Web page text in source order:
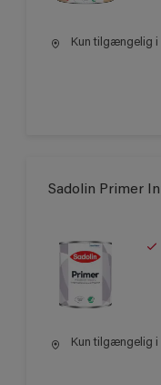
Kun tilgængelig i
Sadolin Primer
Kun tilgængelig i